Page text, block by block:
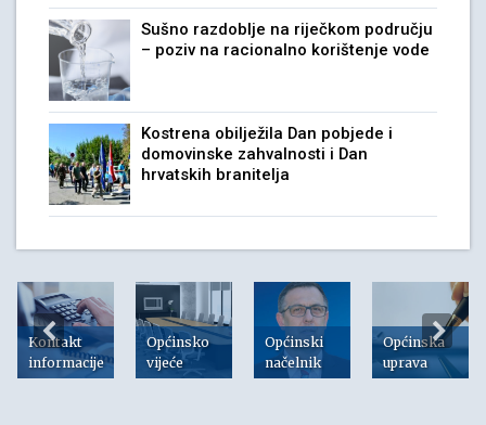
Sušno razdoblje na riječkom području
– poziv na racionalno korištenje vode
Kostrena obilježila Dan pobjede i
domovinske zahvalnosti i Dan
hrvatskih branitelja
Kontakt
informacije
Općinsko
vijeće
Općinski
načelnik
Općinska
uprava